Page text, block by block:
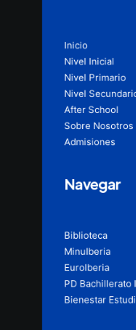
Inicio
Nivel Inicial
Nivel Primario
Nivel
After School
Sobre Nosotros
Admisiones
Navegar
Biblioteca
MinuIberia
EuroIberia
PD Bachillerato
Bienestar